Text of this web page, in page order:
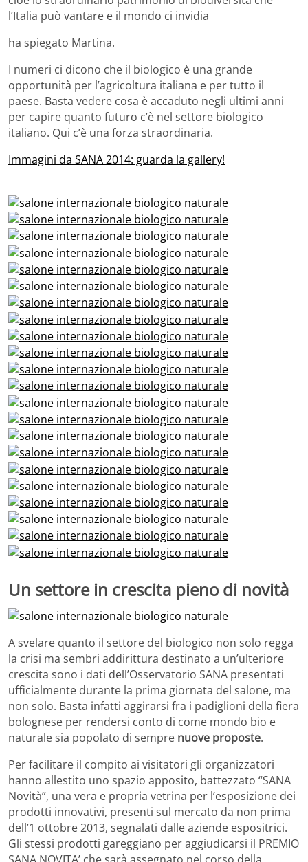
l’Italia può vantare e il mondo ci invidia
ha spiegato Martina.
I numeri ci dicono che il biologico è una grande
opportunità per l’agricoltura italiana e per tutto il
paese. Basta vedere cosa è accaduto negli ultimi anni
per capire quanto futuro c’è nel settore biologico
italiano. Qui c’è una forza straordinaria.
Immagini da SANA 2014: guarda la gallery!
Un settore in crescita pieno di novità
A svelare quanto il settore del biologico non solo regga
la crisi ma sembri addirittura destinato a un’ulteriore
crescita sono i dati dell’Osservatorio SANA presentati
ufficialmente durante la prima giornata del salone, ma
non solo. Basta infatti aggirarsi fra i padiglioni della fiera
bolognese per rendersi conto di come mondo bio e
naturale sia popolato di sempre nuove proposte.
Per facilitare il compito ai visitatori gli organizzatori
hanno allestito uno spazio apposito, battezzato “SANA
Novità”, una vera e propria vetrina per l’esposizione dei
prodotti innovativi, presenti sul mercato da non prima
dell’1 ottobre 2013, segnalati dalle aziende espositrici.
Gli stessi prodotti gareggiano per aggiudicarsi il PREMIO